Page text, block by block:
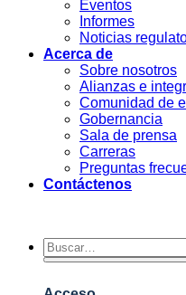
Eventos
Informes
Noticias
Acerca de
Sobre nosotros
Alianzas e
Comunidad de
Gobernancia
Sala de prensa
Carreras
Preguntas
Contáctenos